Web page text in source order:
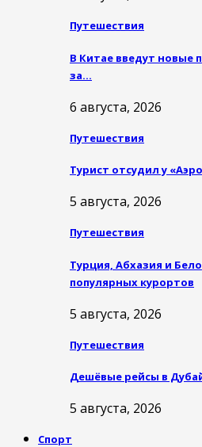
Путешествия
В Китае введут новые
за…
6 августа, 2026
Путешествия
Турист отсудил у
5 августа, 2026
Путешествия
Турция, Абхазия и
популярных курортов
5 августа, 2026
Путешествия
Дешёвые рейсы в
5 августа, 2026
Спорт